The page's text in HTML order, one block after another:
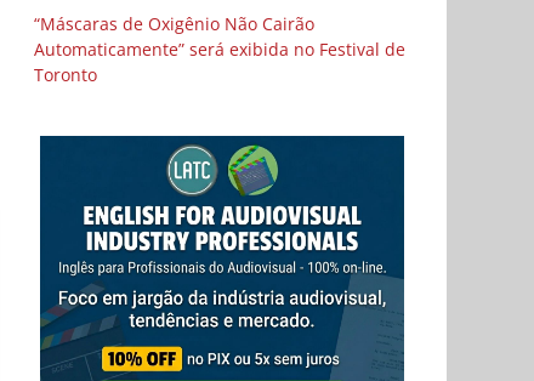
“Máscaras de Oxigênio Não Cairão
Automaticamente” será exibida no Festival de
Toronto